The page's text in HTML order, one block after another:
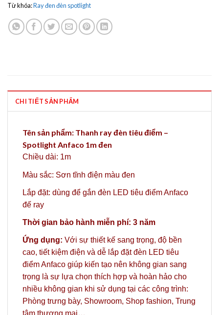
Từ khóa:Ray đen đèn spotlight
CHI TIẾT SẢN PHẨM
Tên sản phẩm: Thanh ray đèn tiêu điểm –
Spotlight Anfaco 1m đen
Chiều dài: 1m
Màu sắc: Sơn tĩnh điện màu đen
Lắp đặt: dùng để gắn đèn LED tiêu điểm Anfaco
đế ray
Thời gian bảo hành miễn phí: 3 năm
Ứng dụng: Với sự thiết kế sang trọng, độ bền
cao, tiết kiệm điện và dễ lắp đặtđèn LED tiêu
điểm Anfaco giúp kiến tạo nên không gian sang
trọng là sự lựa chọn thích hợp và hoàn hảo cho
nhiều không gian khi sử dụng tại các công trình:
Phòng trưng bày, Showroom, Shop fashion, Trung